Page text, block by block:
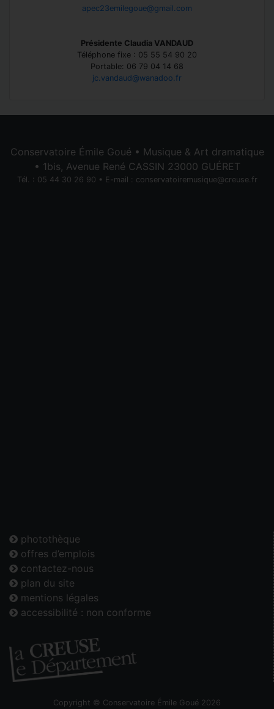
apec23emilegoue@gmail.com
Présidente Claudia VANDAUD
Téléphone fixe : 05 55 54 90 20
Portable: 06 79 04 14 68
jc.vandaud@wanadoo.fr
Conservatoire Émile Goué • Musique & Art dramatique
• 1bis, Avenue René CASSIN 23000 GUÉRET
Tél. : 05 44 30 26 90 • E-mail : conservatoiremusique@creuse.fr
photothèque
offres d’emplois
contactez-nous
plan du site
mentions légales
accessibilité : non conforme
Copyright © Conservatoire Émile Goué 2026